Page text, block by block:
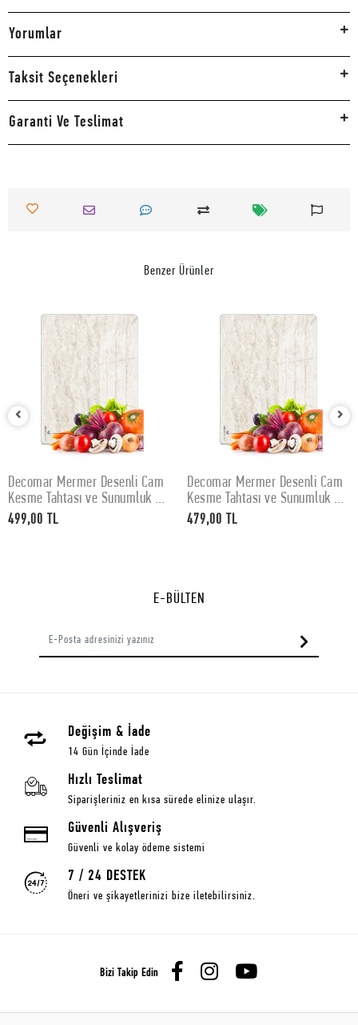
Yorumlar
Taksit Seçenekleri
Garanti Ve Teslimat
Benzer Ürünler
SEPETE EKLE
Decomar Mermer Desenli Cam
Kesme Tahtası ve Sunumluk 30
x 40 cm
499,00 TL
SEPETE EKLE
Decomar Mermer Desenli Cam
Kesme Tahtası ve Sunumluk 25
x 35 cm
479,00 TL
E-BÜLTEN
Değişim & İade
14 Gün İçinde İade
Hızlı Teslimat
Siparişleriniz en kısa sürede elinize ulaşır.
Güvenli Alışveriş
Güvenli ve kolay ödeme sistemi
7 / 24 DESTEK
Öneri ve şikayetlerinizi bize iletebilirsiniz.
Bizi Takip Edin